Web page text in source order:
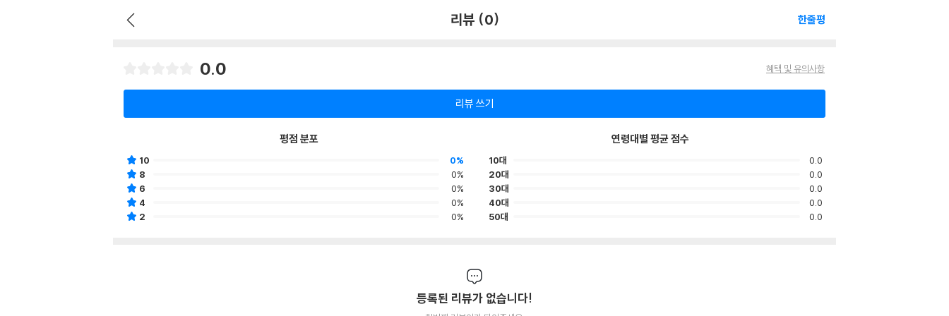
리뷰 (0) 한줄평
0.0 혜택 및 유의사항
리뷰 쓰기
평점 분포
10
0%
8
0%
6
0%
4
0%
2
0%
연령대별 평균 점수
10대
0.0
20대
0.0
30대
0.0
40대
0.0
50대
0.0
등록된 리뷰가 없습니다!